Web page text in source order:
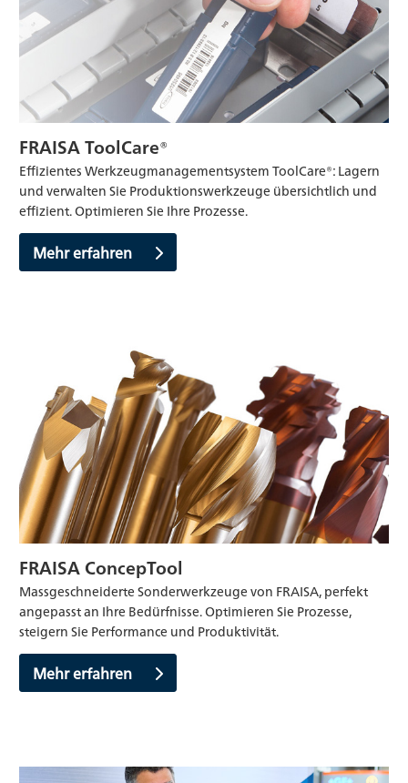
FRAISA ToolCare®
Effizientes Werkzeugmanagementsystem ToolCare®: Lagern
und verwalten Sie Produktionswerkzeuge übersichtlich und
effizient. Optimieren Sie Ihre Prozesse.
Mehr erfahren
FRAISA ConcepTool
Massgeschneiderte Sonderwerkzeuge von FRAISA, perfekt
angepasst an Ihre Bedürfnisse. Optimieren Sie Prozesse,
steigern Sie Performance und Produktivität.
Mehr erfahren